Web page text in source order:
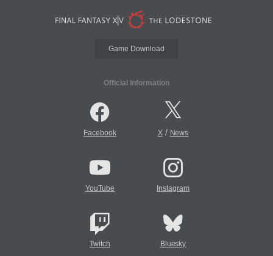
Game Download
Official Information
Facebook X/ News
YouTube Instagram
Twitch Bluesky